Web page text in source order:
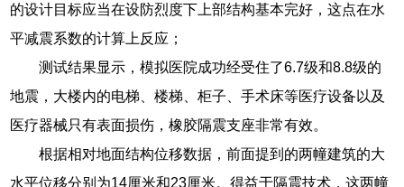
的设计目标应当在设防烈度下上部结构基本完好，这点在水
平减震系数的计算上反应；
测试结果显示，模拟医院成功经受住了6.7级和8.8级的
地震，大楼内的电梯、楼梯、柜子、手术床等医疗设备以及
医疗器械只有表面损伤，橡胶隔震支座非常有效。
根据相对地面结构位移数据，前面提到的两幢建筑的大
水平位移分别为14厘米和23厘米。得益于隔震技术，这两幢